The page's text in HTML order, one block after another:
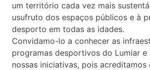
um território cada vez mais
usufruto dos espaços públicos e à
desporto em todas as idades.
Convidamo-lo a conhecer as
programas desportivos do Lumiar
nossas iniciativas, pois acreditamos